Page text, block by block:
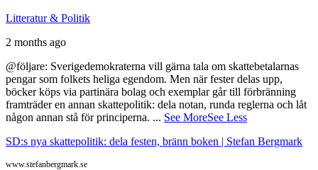
Litteratur & Politik
2 months ago
@följare: Sverigedemokraterna vill gärna tala om skattebetalarnas
pengar som folkets heliga egendom. Men när fester delas upp,
böcker köps via partinära bolag och exemplar går till förbränning
framträder en annan skattepolitik: dela notan, runda reglerna och låt
någon annan stå för principerna. ... See MoreSee Less
SD:s nya skattepolitik: dela festen, bränn boken | Stefan Bergmark
www.stefanbergmark.se